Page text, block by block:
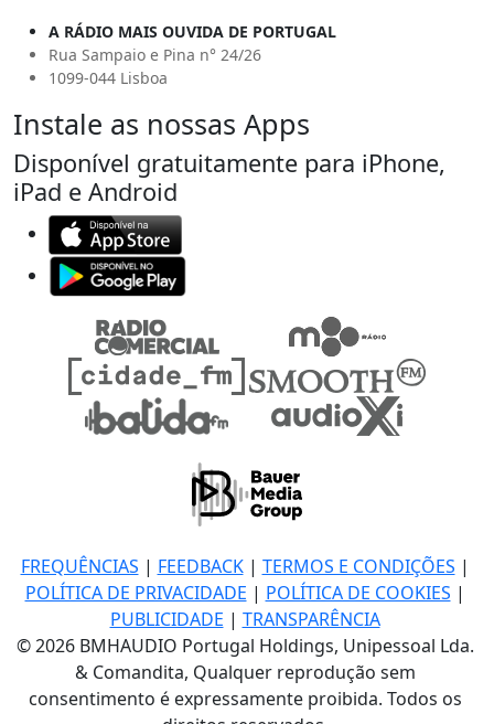
A RÁDIO MAIS OUVIDA DE PORTUGAL
Rua Sampaio e Pina n° 24/26
1099-044 Lisboa
Instale as nossas Apps
Disponível gratuitamente para iPhone,
iPad e Android
FREQUÊNCIAS | FEEDBACK| TERMOS E CONDIÇÕES |
POLÍTICA DE PRIVACIDADE | POLÍTICA DE COOKIES |
PUBLICIDADE | TRANSPARÊNCIA
© 2026 BMHAUDIO Portugal Holdings, Unipessoal Lda.
& Comandita, Qualquer reprodução sem
consentimento é expressamente proibida. Todos os